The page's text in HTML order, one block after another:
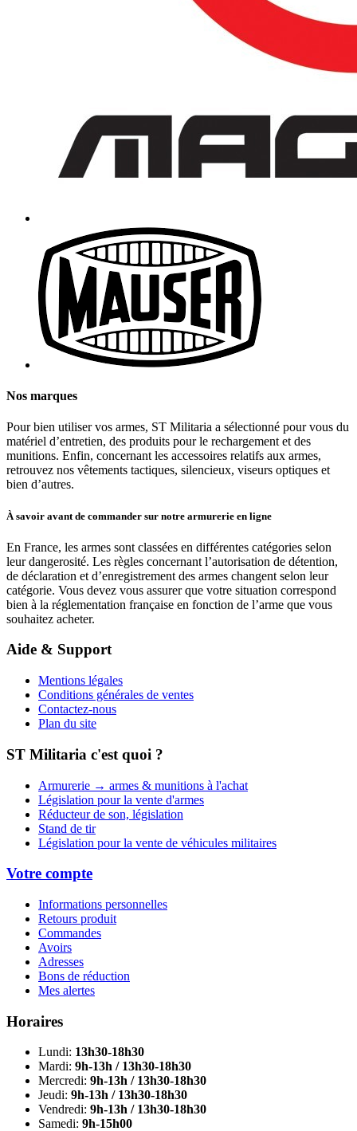
Nos marques
Pour bien utiliser vos armes, ST Militaria a sélectionné pour vous du
matériel d’entretien, des produits pour le rechargement et des
munitions. Enfin, concernant les accessoires relatifs aux armes,
retrouvez nos vêtements tactiques, silencieux, viseurs optiques et
bien d’autres.
À savoir avant de commander sur notre armurerie en ligne
En France, les armes sont classées en différentes catégories selon
leur dangerosité. Les règles concernant l’autorisation de détention,
de déclaration et d’enregistrement des armes changent selon leur
catégorie. Vous devez vous assurer que votre situation correspond
bien à la réglementation française en fonction de l’arme que vous
souhaitez acheter.
Aide & Support
Mentions légales
Conditions générales de ventes
Contactez-nous
Plan du site
ST Militaria c'est quoi ?
Armurerie → armes & munitions à l'achat
Législation pour la vente d'armes
Réducteur de son, législation
Stand de tir
Législation pour la vente de véhicules militaires
Votre compte
Informations personnelles
Retours produit
Commandes
Avoirs
Adresses
Bons de réduction
Mes alertes
Horaires
Lundi: 13h30-18h30
Mardi: 9h-13h / 13h30-18h30
Mercredi: 9h-13h / 13h30-18h30
Jeudi: 9h-13h / 13h30-18h30
Vendredi: 9h-13h / 13h30-18h30
Samedi: 9h-15h00